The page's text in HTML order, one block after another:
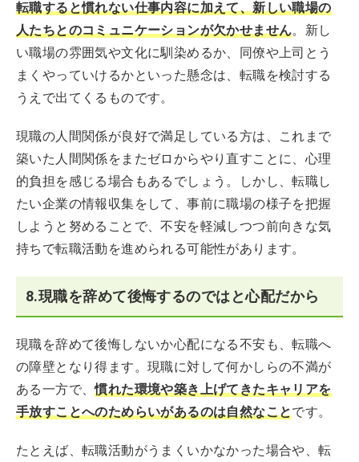
転職すると慣れない仕事内容に加えて、新しい職場の
人たちとのコミュニケーションが欠かせません。新し
い職場の雰囲気や文化に馴染めるか、同僚や上司とう
まくやっていけるかといった懸念は、転職を検討する
うえで出てくるものです。
現職の人間関係が良好で満足している方は、これまで
築いた人間関係をまたゼロからやり直すことに、心理
的負担を感じる場合もあるでしょう。しかし、転職し
たい企業の情報収集をして、事前に職場の様子を把握
しようと努めることで、不安を軽減しつつ前向きな気
持ちで転職活動を進められる可能性があります。
8.現職を辞めて後悔するのではと心配だから
現職を辞めて後悔しないか心配になる不安も、転職へ
の障壁となり得ます。現職に対して何かしらの不満が
ある一方で、慣れた環境や築き上げてきたキャリアを
手放すことへのためらいがあるのは自然なことです。
たとえば、転職活動がうまくいかなかった場合や、転